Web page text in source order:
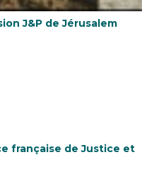
J&P de Jérusalem
française de Justice et